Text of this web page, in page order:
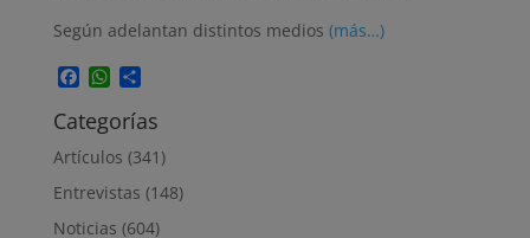
Según adelantan distintos medios (más…)
Facebook
WhatsApp
Compartir
Categorías
Artículos (341)
Entrevistas (148)
Noticias (604)